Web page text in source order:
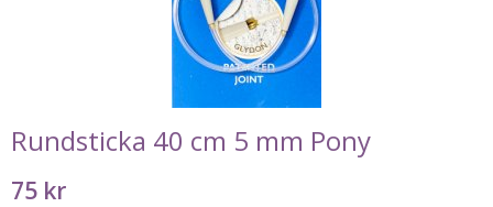
Rundsticka 40 cm 5 mm Pony
75 kr